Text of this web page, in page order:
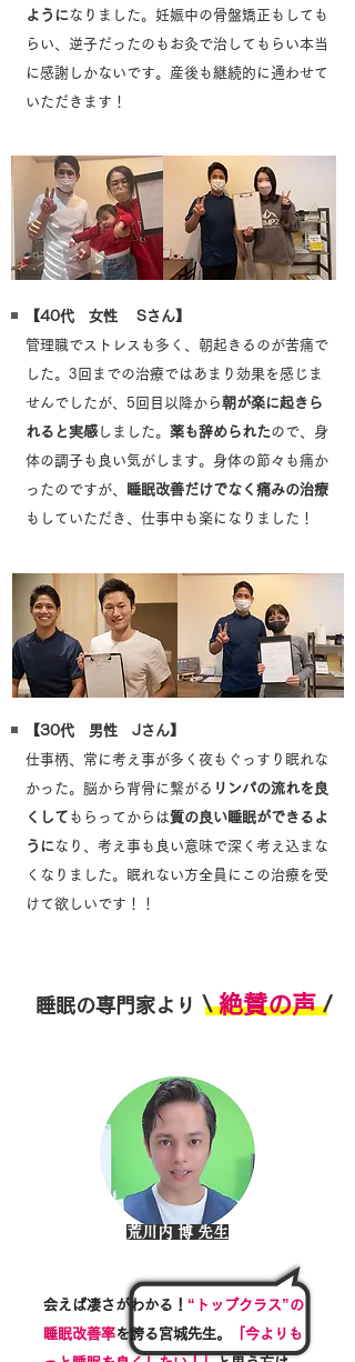
ように なりました。妊娠中の骨盤矯正もしても
らい、逆子だったのもお灸で治してもらい本当
に感謝しかないです。産後も継続的に通わせて
いただきます！
【40代 女性 Sさん】
管理職でストレスも多く、朝起きるのが苦痛で
した。3回までの治療ではあまり効果を感じま
せんでしたが、5回目以降から朝が楽に起きら
れると実感 しました。 薬も辞められたので、身
体の調子も良い気がします。身体の節々も痛か
ったのですが、
睡眠改善だけでなく痛みの治療
もしていただき、仕事中も楽になりました！
【30代 男性 Jさん】
仕事柄、常に考え事が多く夜もぐっすり眠れな
かった。脳から背骨に繋がる リンパの流れを良
くして もらってからは質の良い睡眠ができるよ
うに なり、考え事も良い意味で深く考え込まな
くなりました。眠れない方全員にこの治療を受
けて欲しいです！！
睡眠の専門家より \絶賛の声/
荒川内 博 先生
会えば凄さがわかる！ “トップクラス”の
睡眠改善率を誇る宮城先生。
「今よりも